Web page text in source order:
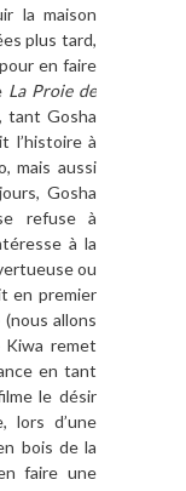
la maison
plus tard,
en faire
La Proie de
tant Gosha
l’histoire à
mais aussi
Gosha
refuse à
à la
ou
en premier
allons
Kiwa remet
en tant
le désir
lors d’une
bois de la
faire une